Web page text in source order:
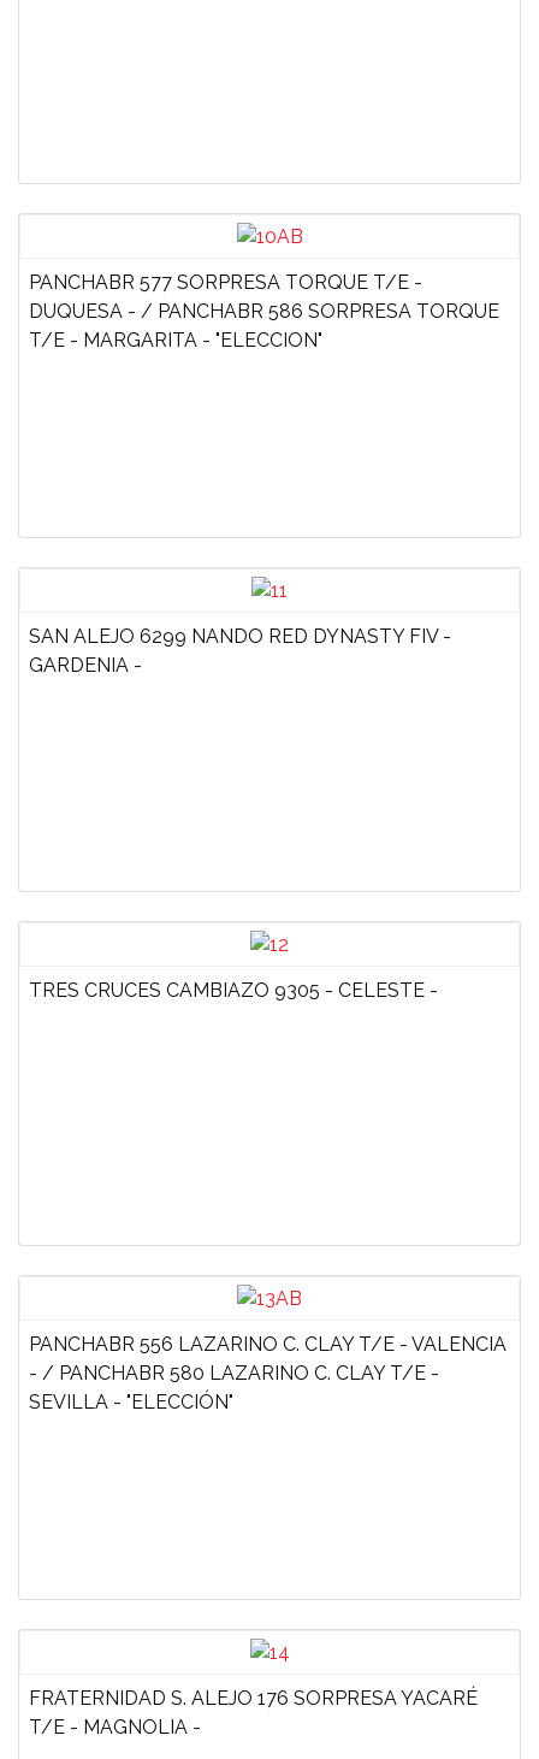
PANCHABR 577 SORPRESA TORQUE T/E -
DUQUESA - / PANCHABR 586 SORPRESA TORQUE
T/E - MARGARITA - "ELECCION"
SAN ALEJO 6299 NANDO RED DYNASTY FIV -
GARDENIA -
TRES CRUCES CAMBIAZO 9305 - CELESTE -
PANCHABR 556 LAZARINO C. CLAY T/E - VALENCIA
- / PANCHABR 580 LAZARINO C. CLAY T/E -
SEVILLA - "ELECCIÓN"
FRATERNIDAD S. ALEJO 176 SORPRESA YACARÉ
T/E - MAGNOLIA -